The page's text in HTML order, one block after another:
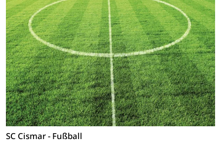
SC Cismar - Fußball